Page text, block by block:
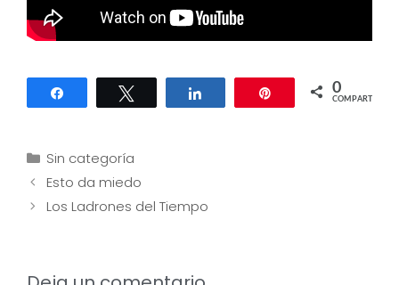
Compartir Twittear Compartir 0
COMPARTIR
Categorías
Sin categoría
Navegación
de
entradas
Esto da miedo
Los Ladrones del Tiempo